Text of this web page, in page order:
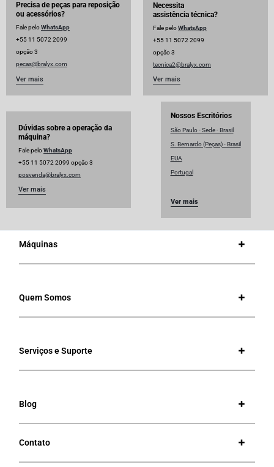
Precisa de peças para reposição
ou acessórios?
Fale peloWhatsApp
+55 11 5072 2099
opção 3
pecas@bralyx.com
Ver mais
Necessita
assistência técnica?
Fale peloWhatsApp
+55 11 5072 2099
opção 3
tecnica2@bralyx.com
Ver mais
Dúvidas sobre a operação da
máquina?
Fale peloWhatsApp
+55 11 5072 2099 opção 3
posvenda@bralyx.com
Ver mais
Nossos Escritórios
São Paulo - Sede - Brasil
S. Bernardo (Peças) - Brasil
EUA
Portugal
Ver mais
Máquinas
Quem Somos
Serviços e Suporte
Blog
Contato